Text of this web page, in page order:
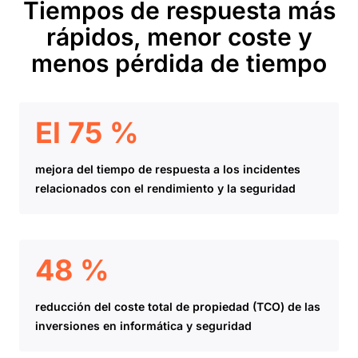
Tiempos de respuesta más
rápidos, menor coste y
menos pérdida de tiempo
El 75 %
mejora del tiempo de respuesta a los incidentes
relacionados con el rendimiento y la seguridad
48 %
reducción del coste total de propiedad (TCO) de las
inversiones en informática y seguridad